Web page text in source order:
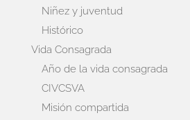
Niñez y juventud
Histórico
Vida Consagrada
Año de la vida consagrada
CIVCSVA
Misión compartida